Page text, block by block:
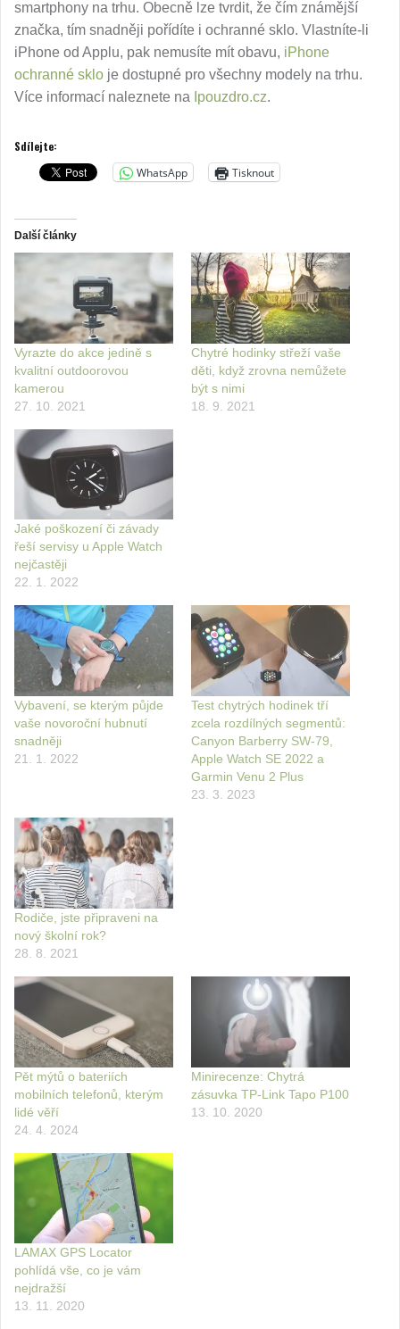
smartphony na trhu. Obecně lze tvrdit, že čím známější
značka, tím snadněji pořídíte i ochranné sklo. Vlastníte-li
iPhone od Applu, pak nemusíte mít obavu, iPhone
ochranné sklo je dostupné pro všechny modely na trhu.
Více informací naleznete na Ipouzdro.cz.
Sdílejte:
WhatsApp
Tisknout
Další články
Vyrazte do akce jedině s
kvalitní outdoorovou
kamerou
27. 10. 2021
Chytré hodinky střeží vaše
děti, když zrovna nemůžete
být s nimi
18. 9. 2021
Jaké poškození či závady
řeší servisy u Apple Watch
nejčastěji
22. 1. 2022
Vybavení, se kterým půjde
vaše novoroční hubnutí
snadněji
21. 1. 2022
Test chytrých hodinek tří
zcela rozdílných segmentů:
Canyon Barberry SW-79,
Apple Watch SE 2022 a
Garmin Venu 2 Plus
23. 3. 2023
Rodiče, jste připraveni na
nový školní rok?
28. 8. 2021
Pět mýtů o bateriích
mobilních telefonů, kterým
lidé věří
24. 4. 2024
Minirecenze: Chytrá
zásuvka TP-Link Tapo P100
13. 10. 2020
LAMAX GPS Locator
pohlídá vše, co je vám
nejdražší
13. 11. 2020